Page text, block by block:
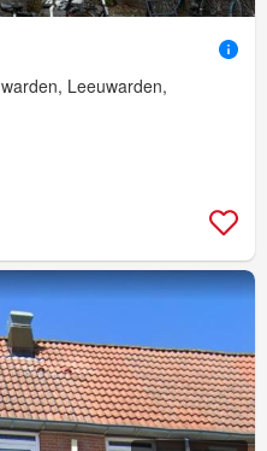
Leeuwarden,